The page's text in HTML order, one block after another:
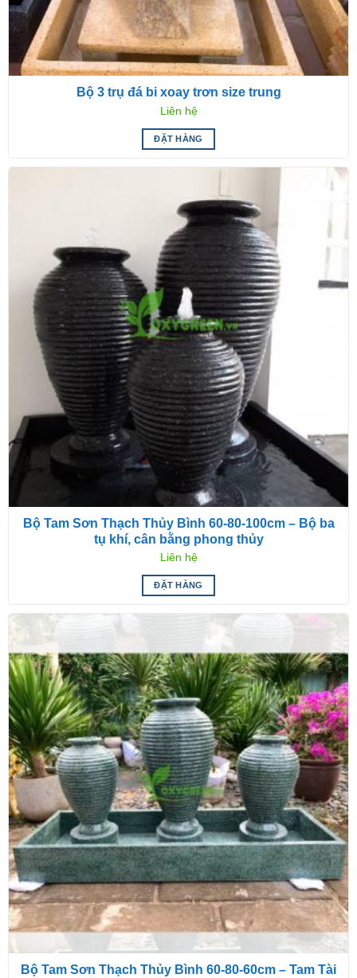
Bộ 3 trụ đá bi xoay trơn size trung
Liên hệ
ĐẶT HÀNG
Bộ Tam Sơn Thạch Thủy Bình 60-80-100cm – Bộ ba
tụ khí, cân bằng phong thủy
Liên hệ
ĐẶT HÀNG
Bộ Tam Sơn Thạch Thủy Bình 60-80-60cm – Tam Tài